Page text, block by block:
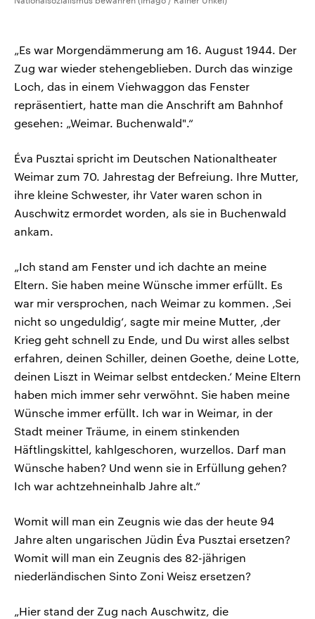
„Es war Morgendämmerung am 16. August 1944. Der
Zug war wieder stehengeblieben. Durch das winzige
Loch, das in einem Viehwaggon das Fenster
repräsentiert, hatte man die Anschrift am Bahnhof
gesehen: „Weimar. Buchenwald".“
Éva Pusztai spricht im Deutschen Nationaltheater
Weimar zum 70. Jahrestag der Befreiung. Ihre Mutter,
ihre kleine Schwester, ihr Vater waren schon in
Auschwitz ermordet worden, als sie in Buchenwald
ankam.
„Ich stand am Fenster und ich dachte an meine
Eltern. Sie haben meine Wünsche immer erfüllt. Es
war mir versprochen, nach Weimar zu kommen. ‚Sei
nicht so ungeduldig‘, sagte mir meine Mutter, ‚der
Krieg geht schnell zu Ende, und Du wirst alles selbst
erfahren, deinen Schiller, deinen Goethe, deine Lotte,
deinen Liszt in Weimar selbst entdecken.‘ Meine Eltern
haben mich immer sehr verwöhnt. Sie haben meine
Wünsche immer erfüllt. Ich war in Weimar, in der
Stadt meiner Träume, in einem stinkenden
Häftlingskittel, kahlgeschoren, wurzellos. Darf man
Wünsche haben? Und wenn sie in Erfüllung gehen?
Ich war achtzehneinhalb Jahre alt.“
Womit will man ein Zeugnis wie das der heute 94
Jahre alten ungarischen Jüdin Éva Pusztai ersetzen?
Womit will man ein Zeugnis des 82-jährigen
niederländischen Sinto Zoni Weisz ersetzen?
„Hier stand der Zug nach Auschwitz, die